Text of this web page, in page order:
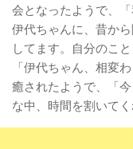
会となったようで、
伊代ちゃんに、昔か
してます。自分のこ
「伊代ちゃん、相変
癒されたようで、「
な中、時間を割いて